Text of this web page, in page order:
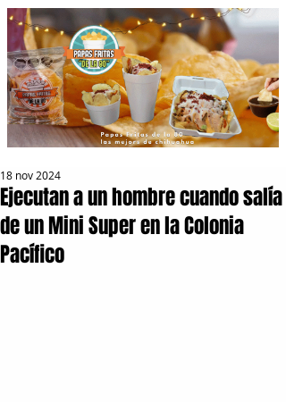
Ejecutan a un hombre cuando salía
de un Mini Super en la Colonia
Pacífico
18 nov 2024